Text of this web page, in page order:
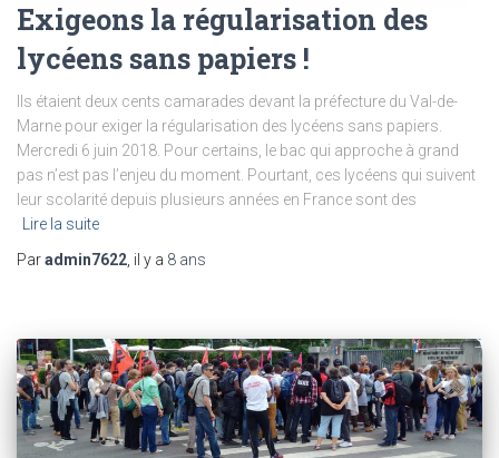
Exigeons la régularisation des
lycéens sans papiers !
Ils étaient deux cents camarades devant la préfecture du Val-de-
Marne pour exiger la régularisation des lycéens sans papiers.
Mercredi 6 juin 2018. Pour certains, le bac qui approche à grand
pas n’est pas l’enjeu du moment. Pourtant, ces lycéens qui suivent
leur scolarité depuis plusieurs années en France sont des
Lire la suite
Paradmin7622 , il y a 8 ans